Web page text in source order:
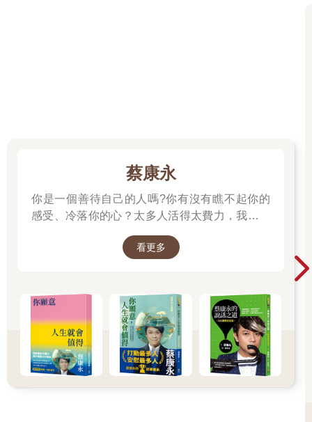
在結婚儀式中，主持婚禮的牧師或神父會向女方提問，「你願意
讓這個男人成為你的丈夫，與你締結婚約嗎？無論貧窮富貴、疾
病健康，你都會不離不棄嗎？」事實上，神父真正應該問的是：
「你願意嫁給這個男人，深入虎穴，成為他媽、他姊的替身，然
如果女方點頭說願意，那就再向男方提問：「你願意娶她，把你
家變成主戰場，成為他爸、他哥的替身，接受她人生二十六年來
正式結仇。」
對於這段趣談，有些網友深有感觸，改編的版本也很戳心：
神父應該對女人說：「你願意嫁給他，面對他對你幻想的破滅，
和他一起經歷生命深處的種種喪失，承受他所不能承受的，愛他
所不能愛的自己嗎？」
蔡康永
你是一個善待自己的人嗎?你有沒有瞧不起你的
感受、冷落你的心？太多人活得太費力，我想為
舒服、也更滿足的方法。所以我寫了這本書。
看更多